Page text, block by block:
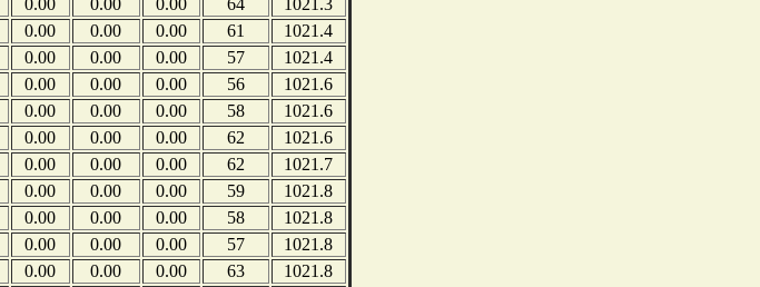
0.00 0.00 0.00 64
1021.3
0.00 0.00 0.00 61
1021.4
0.00 0.00 0.00 57
1021.4
0.00 0.00 0.00 56
1021.6
0.00 0.00 0.00 58
1021.6
0.00 0.00 0.00 62
1021.6
0.00 0.00 0.00 62
1021.7
0.00 0.00 0.00 59
1021.8
0.00 0.00 0.00 58
1021.8
0.00 0.00 0.00 57
1021.8
0.00 0.00 0.00 63
1021.8